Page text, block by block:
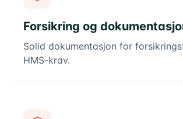
Forsikring og
Solid dokumentasjon for
HMS-krav.